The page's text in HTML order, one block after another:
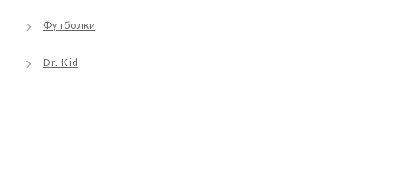
Футболки
Dr. Kid